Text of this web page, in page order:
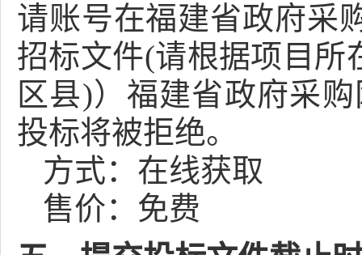
请账号在福建省政府采
招标文件(请根据项目所
区县)）福建省政府采
投标将被拒绝。
方式： 在线获取
售价：免费